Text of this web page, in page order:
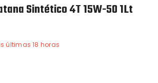
Sintético 4T 15W-50 1Lt
últimas18 horas